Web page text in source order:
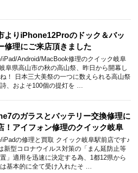
よりiPhone12Proのドック＆バッ
修理にご来店頂きました
iPad/Android/MacBook修理のクイック岐阜
阜県高山市の秋の高山祭、昨日から開幕し
！ 日本三大美祭の一つに数えられる高山祭
、およそ100個の提灯を …
のガラスとバッテリー交換修理に
！アイフォン修理のクイック岐阜
iPadの修理と買取 クイック岐阜駅前店です♪
新型コロナウイルス対策の「まん延防止等
」適用を迅速に決定する為、1都12県から
基本的に全て受け入れたそ …